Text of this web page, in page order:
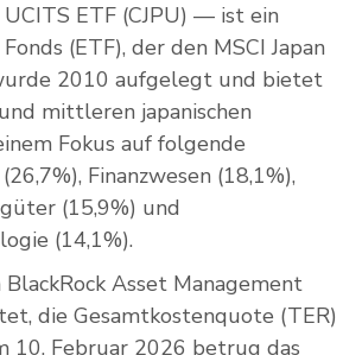
UCITS ETF (CJPU) — ist ein
(ETF), der den MSCI Japan
2010 aufgelegt und bietet
mittleren japanischen
Fokus auf folgende
Finanzwesen (18,1%),
(15,9%) und
(14,1%).
Asset Management
die Gesamtkostenquote (TER)
10. Februar 2026 betrug das